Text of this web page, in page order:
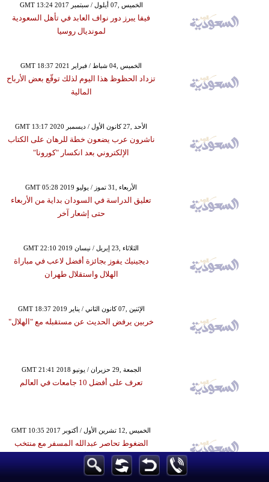
GMT 13:24 2017 الخميس ,07 أيلول / سبتمبر
فيفا يبرز دور نواف العابد في تأهل السعودية
لمونديال روسيا
GMT 18:37 2021 الخميس ,04 شباط / فبراير
تزداد الحظوظ هذا اليوم لذلك توقّع بعض الأرباح
المالية
GMT 13:17 2020 الأحد ,27 كانون الأول / ديسمبر
ناشرون عرب يضعون خطة للرهان على الكتاب
الإلكتروني بعد انكسار "كورونا"
GMT 05:28 2019 الأربعاء ,31 تموز / يوليو
تعليق الدراسة في السودان بداية من الأربعاء
حتى إشعار آخر
GMT 22:10 2019 الثلاثاء ,23 إبريل / نيسان
ديجينيك يفوز بجائزة أفضل لاعب في مباراة
الهلال واستقلال طهران
GMT 18:37 2019 الإثنين ,07 كانون الثاني / يناير
خربين يرفض الحديث عن مستقبله مع "الهلال"
GMT 21:41 2018 الجمعة ,29 حزيران / يونيو
تعرف على أفضل 10 جامعات في العالم
GMT 10:35 2017 الخميس ,12 تشرين الأول / أكتوبر
الضغوط تحاصر عبدالله المسفر مع منتخب
الأردن